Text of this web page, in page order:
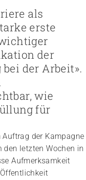
als
erste
der
der Arbeit».
wie
für
Auftrag der Kampagne
den letzten Wochen in
Aufmerksamkeit